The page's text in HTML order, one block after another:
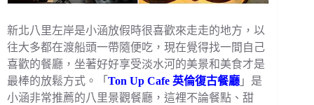
新北八里左岸是小涵放假時很喜歡來走走的地方，以
往大多都在渡船頭一帶隨便吃，現在覺得找一間自己
喜歡的餐廳，坐著好好享受淡水河的美景和美食才是
最棒的放鬆方式。「 Ton Up Cafe 英倫復古餐廳 」是
小涵非常推薦的八里景觀餐廳，這裡不論餐點、甜